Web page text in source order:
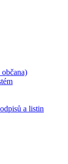
a listin